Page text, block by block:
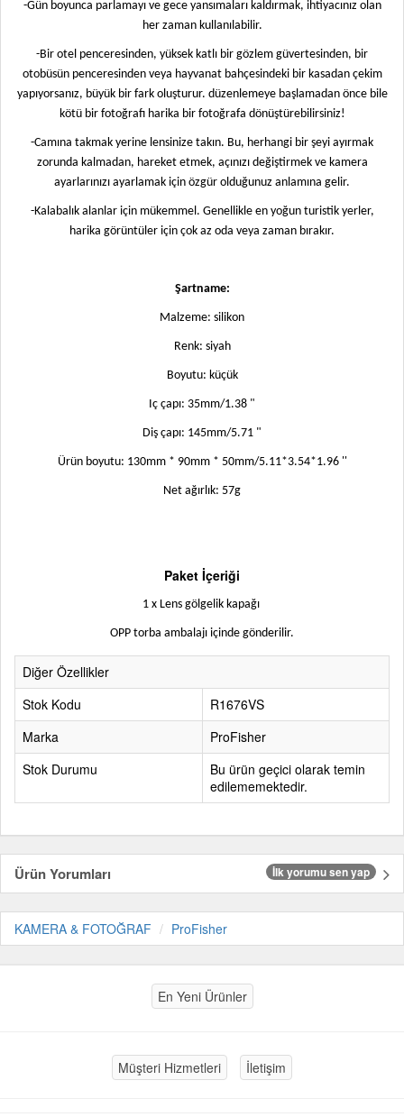
-Gün boyunca parlamayı ve gece yansımaları kaldırmak, ihtiyacınız olan
her zaman kullanılabilir.
-Bir otel penceresinden, yüksek katlı bir gözlem güvertesinden, bir
otobüsün penceresinden veya hayvanat bahçesindeki bir kasadan çekim
yapıyorsanız, büyük bir fark oluşturur. düzenlemeye başlamadan önce bile
kötü bir fotoğrafı harika bir fotoğrafa dönüştürebilirsiniz!
-Camına takmak yerine lensinize takın. Bu, herhangi bir şeyi ayırmak
zorunda kalmadan, hareket etmek, açınızı değiştirmek ve kamera
ayarlarınızı ayarlamak için özgür olduğunuz anlamına gelir.
-Kalabalık alanlar için mükemmel. Genellikle en yoğun turistik yerler,
harika görüntüler için çok az oda veya zaman bırakır.
Şartname:
Malzeme: silikon
Renk: siyah
Boyutu: küçük
Iç çapı: 35mm/1.38 "
Diş çapı: 145mm/5.71 "
Ürün boyutu: 130mm * 90mm * 50mm/5.11*3.54*1.96 ''
Net ağırlık: 57g
Paket İçeriği
1 x Lens gölgelik kapağı
OPP torba ambalajı içinde gönderilir.
Diğer Özellikler
Stok Kodu
R1676VS
Marka
ProFisher
Stok Durumu
Bu ürün geçici olarak temin
edilememektedir.
Ürün Yorumları İlk yorumu sen yap
KAMERA & FOTOĞRAF ProFisher
En Yeni Ürünler
Müşteri Hizmetleri İletişim